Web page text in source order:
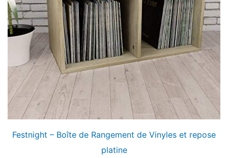
Festnight – Boîte de Rangement de Vinyles et repose
platine